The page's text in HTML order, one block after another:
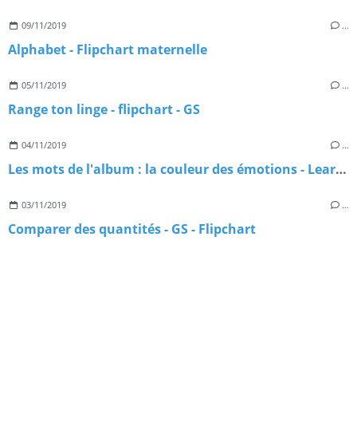
09/11/2019 …
Alphabet - Flipchart maternelle
05/11/2019 …
Range ton linge - flipchart - GS
04/11/2019 …
Les mots de l'album : la couleur des émotions - Learningapps
03/11/2019 …
Comparer des quantités - GS - Flipchart